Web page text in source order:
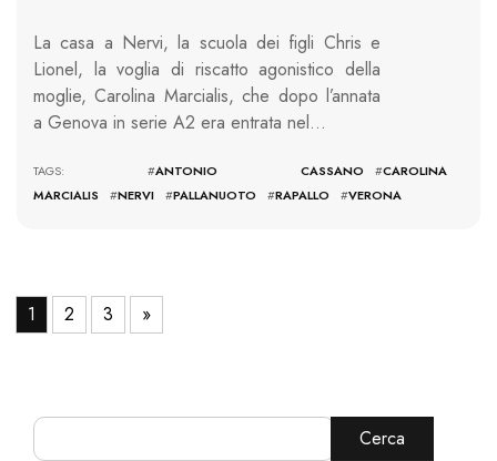
La casa a Nervi, la scuola dei figli Chris e
Lionel, la voglia di riscatto agonistico della
moglie, Carolina Marcialis, che dopo l’annata
a Genova in serie A2 era entrata nel…
TAGS: #ANTONIO CASSANO #CAROLINA
MARCIALIS
#NERVI #PALLANUOTO #RAPALLO #VERONA
1 2 3 »
Cerca